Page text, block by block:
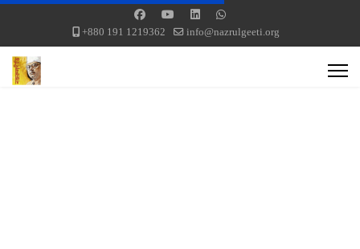
+880 191 1219362 info@nazrulgeeti.org